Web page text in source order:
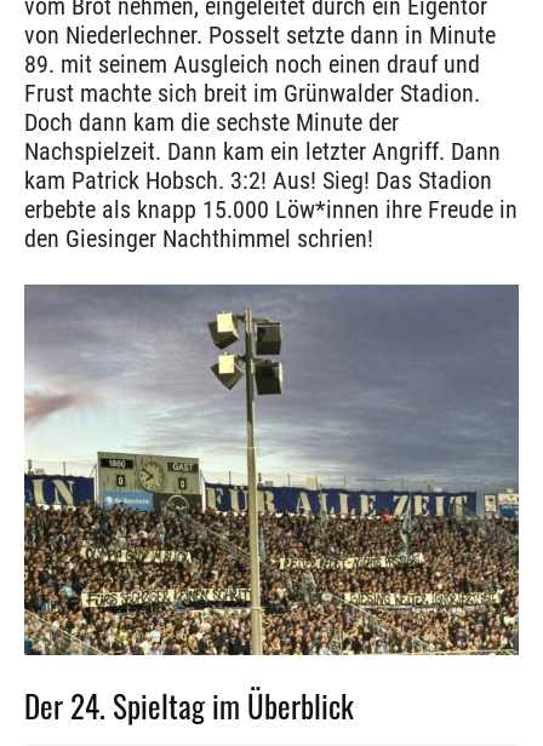
von Niederlechner. Posselt setzte dann in Minute
89. mit seinem Ausgleich noch einen drauf und
Frust machte sich breit im Grünwalder Stadion.
Doch dann kam die sechste Minute der
Nachspielzeit. Dann kam ein letzter Angriff. Dann
kam Patrick Hobsch. 3:2! Aus! Sieg! Das Stadion
erbebte als knapp 15.000 Löw*innen ihre Freude in
den Giesinger Nachthimmel schrien!
Der 24. Spieltag im Überblick